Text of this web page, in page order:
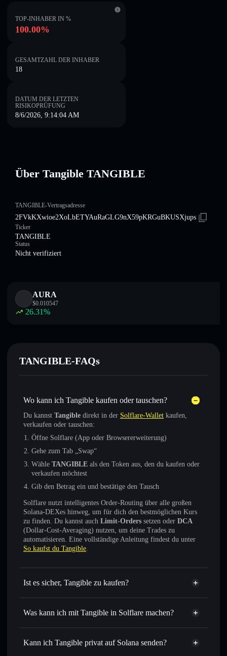
TOP-INHABER IN %
100.00%
GESAMTZAHL DER INHABER
18
DATUM DER LETZTEN
RISIKOPRÜFUNG
8/6/2026, 9:14:04 AM
Über Tangible TANGIBLE
TANGIBLE-Vertragsadresse
2FVkKXwioe2XoLbETYAuRaGLG9nX59pKRGuBKUSXjups
Ticker
TANGIBLE
Status
Nicht verifiziert
AURA
$0.010547
26.31%
TANGIBLE-FAQs
Wo kann ich Tangible kaufen oder tauschen?
Du kannst Tangible direkt in der Solflare-Wallet kaufen,
verkaufen oder tauschen:
Öffne Solflare (App oder Browsererweiterung)
Gehe zum Tab „Swap“
Wähle TANGIBLE als den Token aus, den du kaufen oder
verkaufen möchtest
Gib den Betrag ein und bestätige den Tausch
Solflare nutzt intelligentes Order-Routing über alle großen
Solana-DEXes hinweg, um für dich den bestmöglichen Kurs
zu finden. Du kannst auch Limit-Orders setzen oder DCA
(Dollar-Cost-Averaging) nutzen, um deine Trades zu
automatisieren. Eine vollständige Anleitung findest du unter
So kaufst du Tangible.
Ist es sicher, Tangible zu kaufen?
Tangible nicht verifiziert
Was kann ich mit Tangible in Solflare machen?
Tangible
Solflare-Wallet
Sofort tauschen– handle TANGIBLE gegen SOL, USDC
Kann ich Tangible privat auf Solana senden?